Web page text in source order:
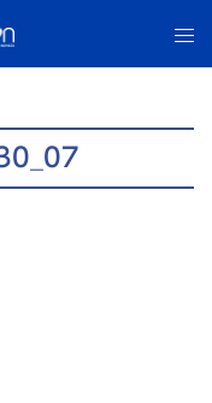
ト
グ
メ
ュ